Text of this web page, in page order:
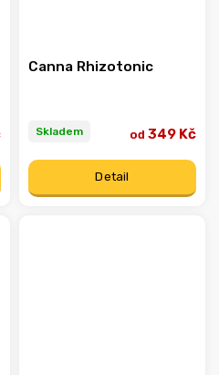
Canna Rhizotonic
Skladem od 349 Kč
Detail